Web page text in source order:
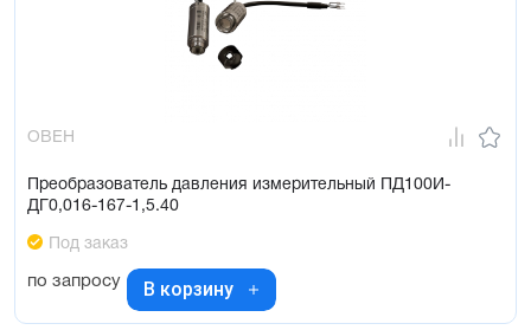
ОВЕН
Преобразователь давления измерительный ПД100И-
ДГ0,016-167-1,5.40
Под заказ
по запросу В корзину